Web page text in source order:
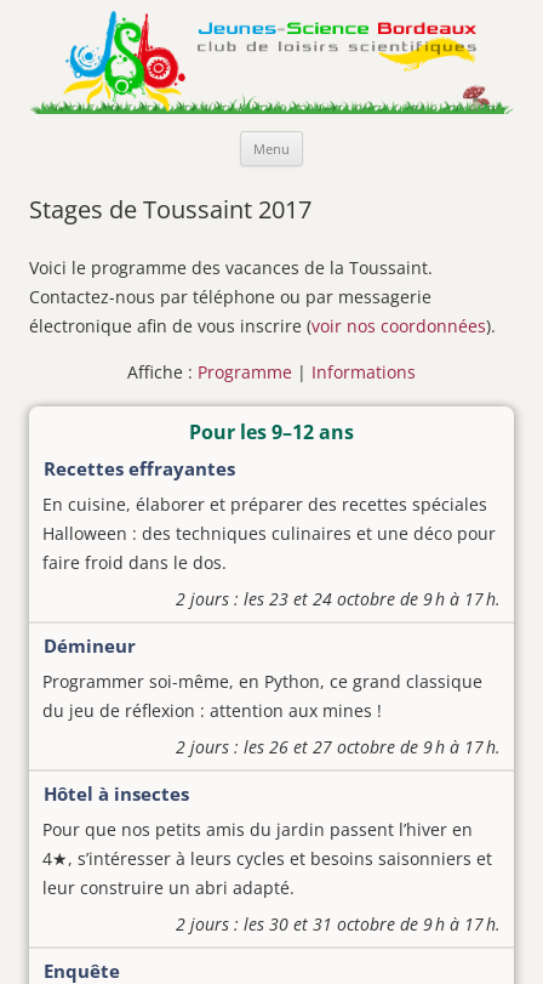
Jeunes-Science Bordeaux
Club de loisirs scientifiques
Menu
Stages de Toussaint 2017
Voici le programme des vacances de la Toussaint.
Contactez-nous par téléphone ou par messagerie
électronique afin de vous inscrire (voir nos coordonnées).
Affiche : Programme | Informations
Pour les 9–12 ans
Recettes effrayantes
En cuisine, élaborer et préparer des recettes spéciales
Halloween : des techniques culinaires et une déco pour
faire froid dans le dos.
2 jours : les 23 et 24 octobre de 9 h à 17 h.
Démineur
Programmer soi-même, en Python, ce grand classique
du jeu de réflexion : attention aux mines !
2 jours : les 26 et 27 octobre de 9 h à 17 h.
Hôtel à insectes
Pour que nos petits amis du jardin passent l’hiver en
4★, s’intéresser à leurs cycles et besoins saisonniers et
leur construire un abri adapté.
2 jours : les 30 et 31 octobre de 9 h à 17 h.
Enquête